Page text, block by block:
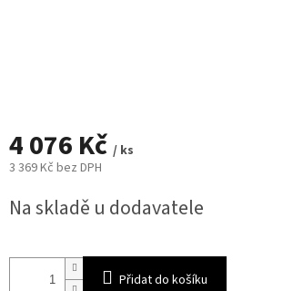
4 076 Kč / ks
3 369 Kč bez DPH
cena:
Na skladě u dodavatele
Přidat do košíku